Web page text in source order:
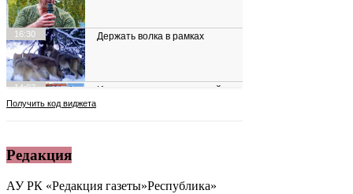
Редакция
АУ РК «Редакция газеты»Республика»